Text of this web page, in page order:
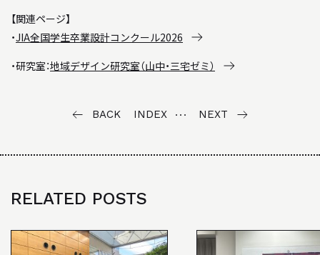
STUDIO WORKS
スタジオワークス
リンク
【関連ページ】
・JIA全国学生卒業設計コンクール2026
・研究室：地域デザイン研究室（山中・三宅ゼミ）
BACK INDEX NEXT
RELATED POSTS